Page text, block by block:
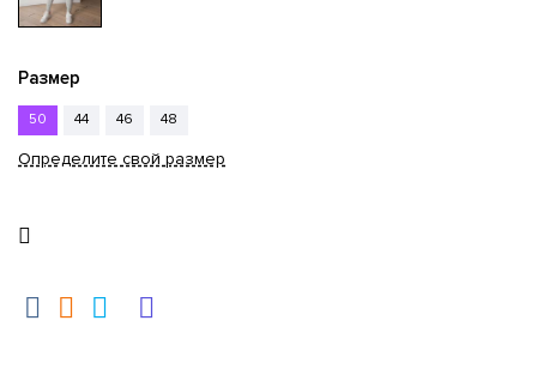
Размер
50 44 46 48
Определите свой размер